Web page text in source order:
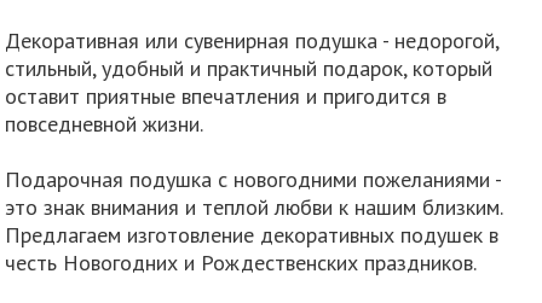
Декоративная или сувенирная подушка - недорогой,
стильный, удобный и практичный подарок, который
оставит приятные впечатления и пригодится в
повседневной жизни.
Подарочная подушка с новогодними пожеланиями -
это знак внимания и теплой любви к нашим близким.
Предлагаем изготовление декоративных подушек в
честь Новогодних и Рождественских праздников.